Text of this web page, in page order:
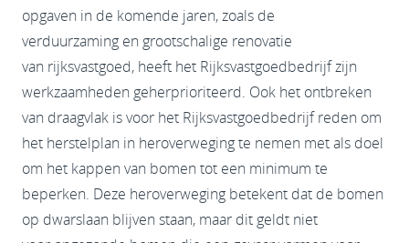
opgaven in de komende jaren, zoals de
verduurzaming en grootschalige renovatie
van rijksvastgoed, heeft het Rijksvastgoedbedrijf zijn
werkzaamheden geherprioriteerd. Ook het ontbreken
van draagvlak is voor het Rijksvastgoedbedrijf reden om
het herstelplan in heroverweging te nemen met als doel
om het kappen van bomen tot een minimum te
beperken. Deze heroverweging betekent dat de bomen
op dwarslaan blijven staan, maar dit geldt niet